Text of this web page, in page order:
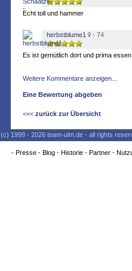
Echt toll und hammer
herbstblume1 - 74
Es ist gemütlich dort und prima
Weitere Kommentare anzeigen...
Eine Bewertung abgeben
<<< zurück zur Übersicht
(c) 1999 - 2026 team-ulm.de - all rights
- Presse- Blog- Historie- Partner-